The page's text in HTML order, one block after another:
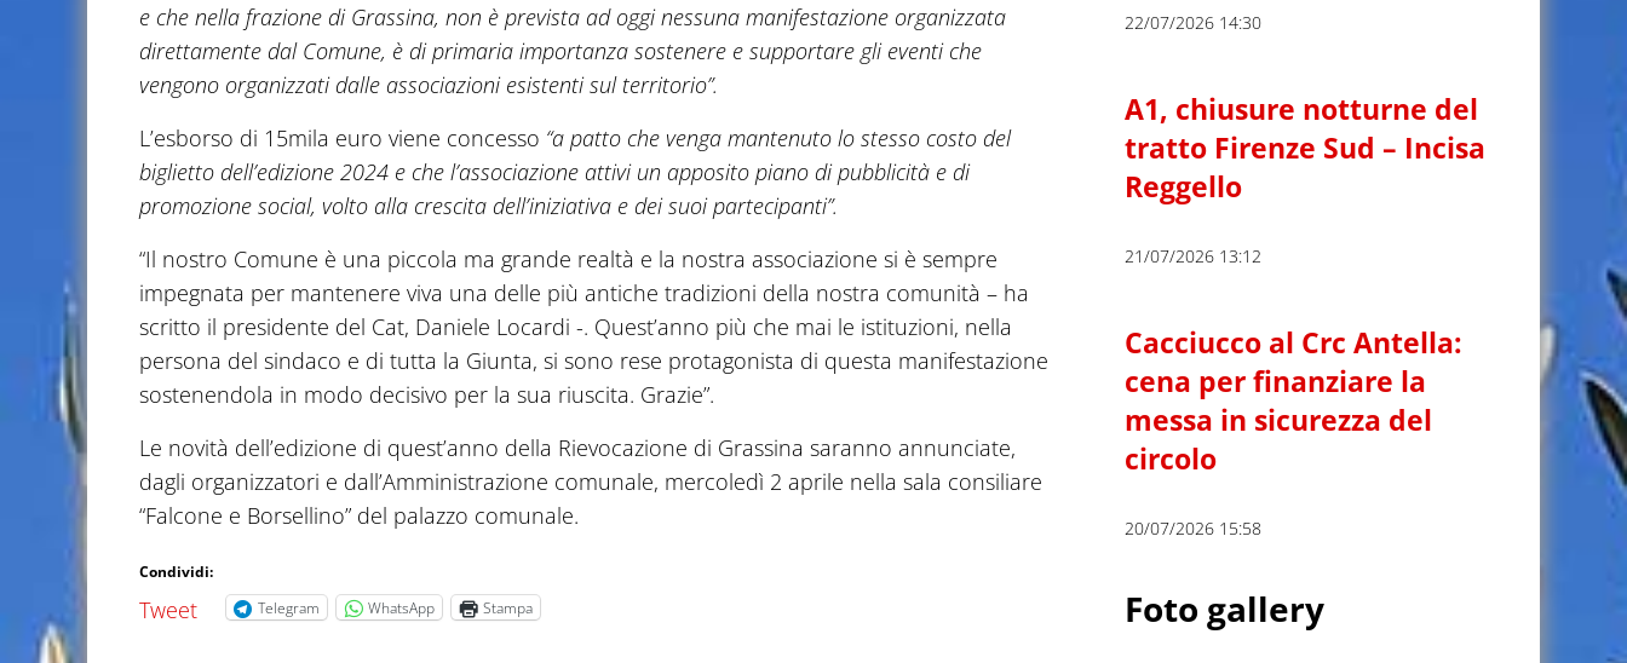
e che nella frazione di Grassina, non è prevista ad oggi nessuna manifestazione organizzata
direttamente dal Comune, è di primaria importanza sostenere e supportare gli eventi che
vengono organizzati dalle associazioni esistenti sul territorio”.
L’esborso di 15mila euro viene concesso “a patto che venga mantenuto lo stesso costo del
biglietto dell’edizione 2024 e che l’associazione attivi un apposito piano di pubblicità e di
promozione social, volto alla crescita dell’iniziativa e dei suoi partecipanti”.
“Il nostro Comune è una piccola ma grande realtà e la nostra associazione si è sempre
impegnata per mantenere viva una delle più antiche tradizioni della nostra comunità – ha
scritto il presidente del Cat, Daniele Locardi -. Quest’anno più che mai le istituzioni, nella
persona del sindaco e di tutta la Giunta, si sono rese protagonista di questa manifestazione
sostenendola in modo decisivo per la sua riuscita. Grazie”.
Le novità dell’edizione di quest’anno della Rievocazione di Grassina saranno annunciate,
dagli organizzatori e dall’Amministrazione comunale, mercoledì 2 aprile nella sala consiliare
“Falcone e Borsellino” del palazzo comunale.
Condividi:
Tweet Telegram WhatsApp Stampa
22/07/2026 14:30
A1, chiusure notturne del
tratto Firenze Sud – Incisa
Reggello
21/07/2026 13:12
Cacciucco al Crc Antella:
cena per finanziare la
messa in sicurezza del
circolo
20/07/2026 15:58
Foto gallery